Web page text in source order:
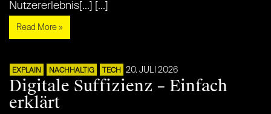
Nutzererlebnis[...] [...]
Read More »
EXPLAIN NACHHALTIG TECH 20. JULI 2026
Digitale Suffizienz – Einfach
erklärt